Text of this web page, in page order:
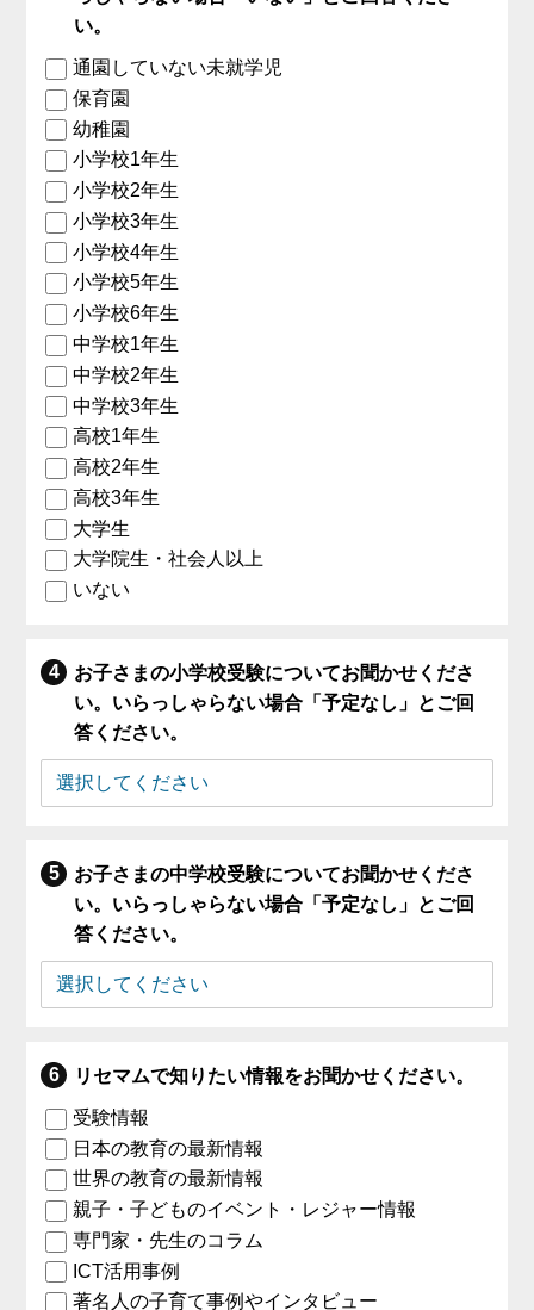
い。
通園していない未就学児
保育園
幼稚園
小学校1年生
小学校2年生
小学校3年生
小学校4年生
小学校5年生
小学校6年生
中学校1年生
中学校2年生
中学校3年生
高校1年生
高校2年生
高校3年生
大学生
大学院生・社会人以上
いない
お子さまの小学校受験についてお聞かせくださ
い。いらっしゃらない場合「予定なし」とご回
答ください。
お子さまの中学校受験についてお聞かせくださ
い。いらっしゃらない場合「予定なし」とご回
答ください。
リセマムで知りたい情報をお聞かせください。
受験情報
日本の教育の最新情報
世界の教育の最新情報
親子・子どものイベント・レジャー情報
専門家・先生のコラム
ICT活用事例
著名人の子育て事例やインタビュー